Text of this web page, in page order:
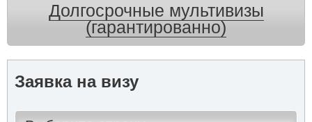
Долгосрочные мультивизы
(гарантированно)
Заявка на визу